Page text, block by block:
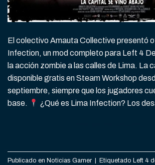
El colectivo Amauta Collective presentó
Infection, un mod completo para Left 4
la acción zombie a las calles de Lima. La
disponible gratis en Steam Workshop
septiembre, siempre que los jugadores
base.
¿Qué es Lima Infection? Los
Publicado en Noticias Gamer | Etiquetado Left 4